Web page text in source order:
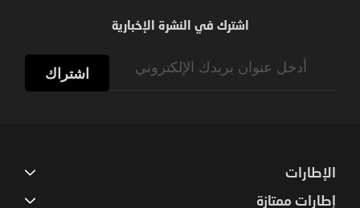
اشترك في النشرة الإخبارية
اشتراك
الإطارات
إطارات ممتازة